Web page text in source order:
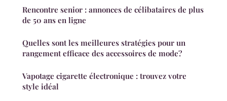
Rencontre senior : annonces de célibataires de plus
de 50 ans en ligne
Quelles sont les meilleures stratégies pour un
rangement efficace des accessoires de mode?
Vapotage cigarette électronique : trouvez votre
style idéal